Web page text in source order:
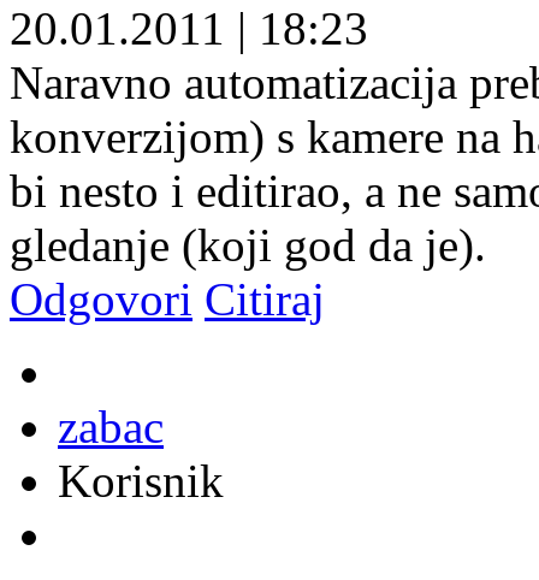
20.01.2011 | 18:23
Naravno automatizacija
konverzijom) s kamere na
bi nesto i editirao, a ne
gledanje (koji god da je).
Odgovori Citiraj
zabac
Korisnik